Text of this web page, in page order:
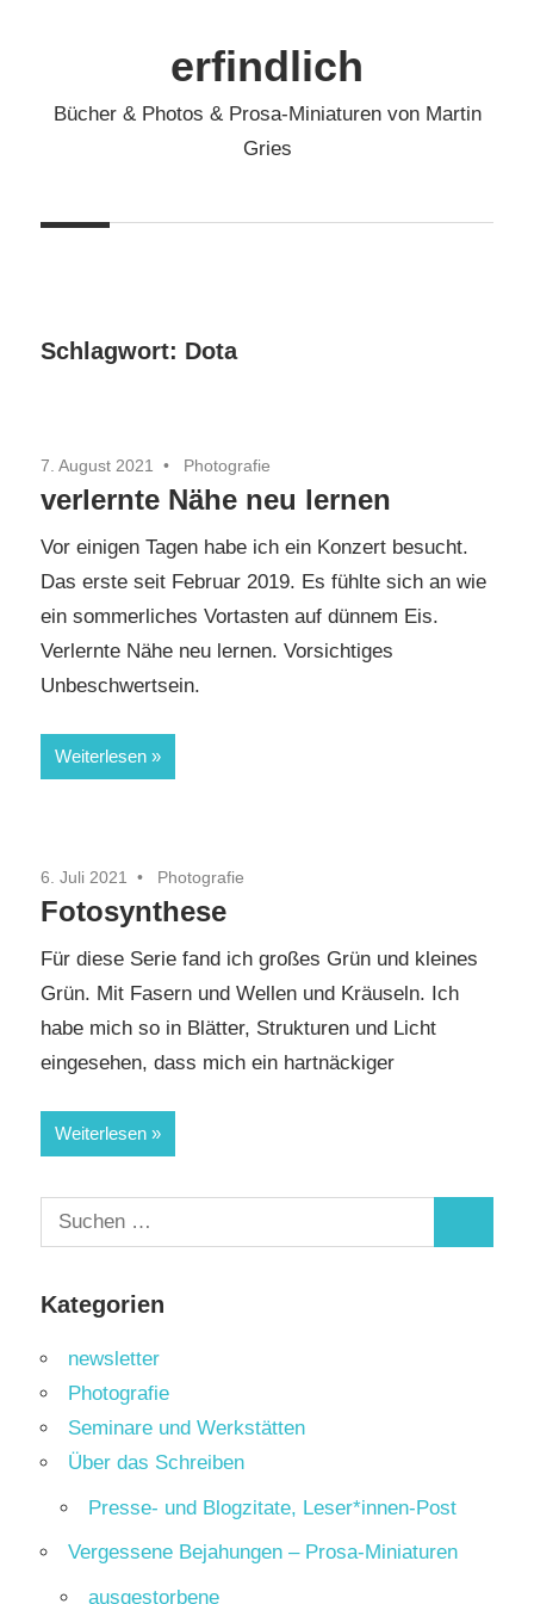
erfindlich
Bücher & Photos & Prosa-Miniaturen von Martin
Gries
Schlagwort: Dota
7. August 2021 Photografie
verlernte Nähe neu lernen
Vor einigen Tagen habe ich ein Konzert besucht.
Das erste seit Februar 2019. Es fühlte sich an wie
ein sommerliches Vortasten auf dünnem Eis.
Verlernte Nähe neu lernen. Vorsichtiges
Unbeschwertsein.
Weiterlesen
6. Juli 2021 Photografie
Fotosynthese
Für diese Serie fand ich großes Grün und kleines
Grün. Mit Fasern und Wellen und Kräuseln. Ich
habe mich so in Blätter, Strukturen und Licht
eingesehen, dass mich ein hartnäckiger
Weiterlesen
Suchen
nach:
Kategorien
newsletter
Photografie
Seminare und Werkstätten
Über das Schreiben
Presse- und Blogzitate, Leser*innen-Post
Vergessene Bejahungen – Prosa-Miniaturen
ausgestorbene